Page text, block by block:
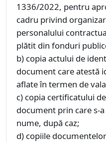
1336/2022, pentru
cadru privind
personalului
plătit din fonduri
b) copia actului de
document care atestă
aflate în termen de
c) copia certificatului
document prin care s-
nume, după caz;
d) copiile